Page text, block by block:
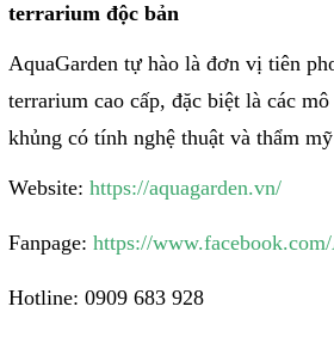
terrarium độc bản
AquaGarden tự hào là đơn vị tiên
terrarium cao cấp, đặc biệt là các
khủng có tính nghệ thuật và thẩm
Website: https://aquagarden.vn/
Fanpage: https://
Hotline: 0909 683 928